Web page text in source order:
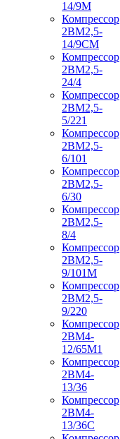
14/9М
Компрессор
2ВМ2,5-
14/9СМ
Компрессор
2ВМ2,5-
24/4
Компрессор
2ВМ2,5-
5/221
Компрессор
2ВМ2,5-
6/101
Компрессор
2ВМ2,5-
6/30
Компрессор
2ВМ2,5-
8/4
Компрессор
2ВМ2,5-
9/101М
Компрессор
2ВМ2,5-
9/220
Компрессор
2ВМ4-
12/65М1
Компрессор
2ВМ4-
13/36
Компрессор
2ВМ4-
13/36С